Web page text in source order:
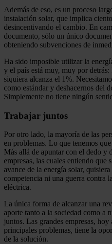
Además de eso, es un proceso
instalación solar, que implica
desincentivando el cambio. En
documento, sólo un único
obteniendo subvenciones de
Ha sido imposible utilizar la
y el país está muy, muy por
siquiera alcanza el 1%.
como estándar y deshacernos del
Simplemente no tiene ningún
Trabajar juntos
Por otro lado, la mayoría de las
en problemas. Lo que tenemos
Más allá de apuntar con el dedo y
empresas, las cuales entiendo que
avance de la energía solar,
competencia ni una guerra contra
eléctrica.
La única forma de alcanzar una
aporte tanto a la sociedad como a
juntos. Las grandes empresas, hoy
principales problemas, tiene la
de la solución.